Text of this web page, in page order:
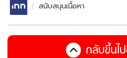
สนับสนุนเนื้อหา
กลับขึ้นไ